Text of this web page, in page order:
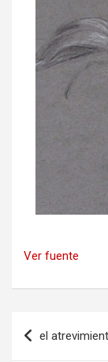
Ver fuente
Navegación
de
el